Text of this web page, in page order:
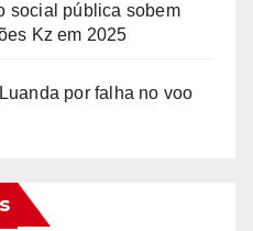
social pública sobem
Kz em 2025
por falha no voo